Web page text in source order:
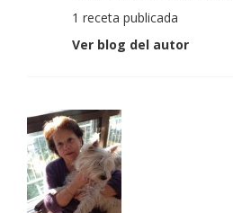
1 receta publicada
Ver blog del autor